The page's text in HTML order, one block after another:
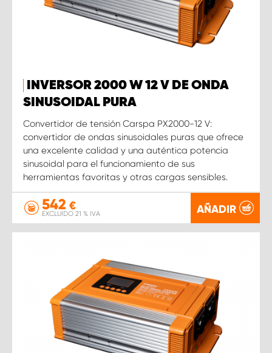
INVERSOR 2000 W 12 V DE ONDA
SINUSOIDAL PURA
Convertidor de tensión Carspa PX2000-12 V:
convertidor de ondas sinusoidales puras que ofrece
una excelente calidad y una auténtica potencia
sinusoidal para el funcionamiento de sus
herramientas favoritas y otras cargas sensibles.
542 €
EXCLUIDO 21 % IVA AÑADIR